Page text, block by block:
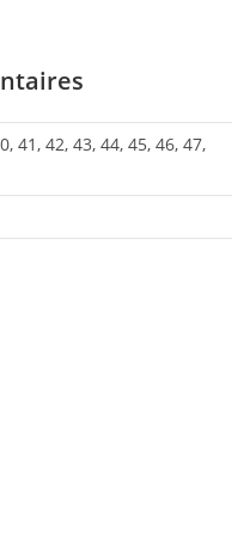
41, 42, 43, 44, 45, 46, 47,